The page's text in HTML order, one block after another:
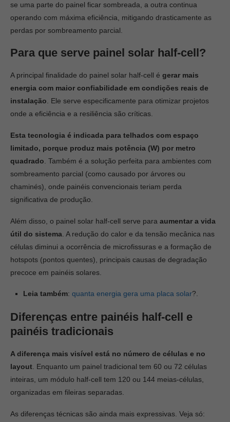
se uma parte do painel ficar sombreada, a outra continua
operando com máxima eficiência, mitigando drasticamente as
perdas por sombreamento parcial.
Para que serve painel solar half-cell?
A principal finalidade do painel solar half-cell é gerar mais
energia com maior confiabilidade em condições reais de
instalação . Ele serve especificamente para otimizar projetos
onde a eficiência e a resiliência são críticas.
Esta tecnologia é indicada para telhados com espaço
limitado, porque produz mais potência (W) por metro
quadrado . Também é a solução perfeita para ambientes com
sombreamento parcial (como causado por árvores ou
chaminés), onde painéis convencionais teriam perda
significativa de produção.
Além disso, o painel solar half-cell serve para aumentar a vida
útil do sistema . A redução do calor e da tensão mecânica nas
células diminui a ocorrência de microfissuras e a formação de
hotspots (pontos quentes), principais causas de degradação
precoce em painéis solares.
Leia também: quanta energia gera uma placa solar?.
Diferenças entre painéis half-cell e
painéis tradicionais
A diferença mais visível está no número de células e no
layout . Enquanto um painel tradicional tem 60 ou 72 células
inteiras, um módulo half-cell tem 120 ou 144 meias-células,
organizadas em fileiras separadas.
As diferenças técnicas são ainda mais expressivas. Veja só: